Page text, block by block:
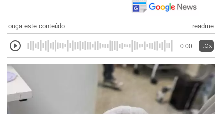
ouça este conteúdo readme
0:00 1.0x